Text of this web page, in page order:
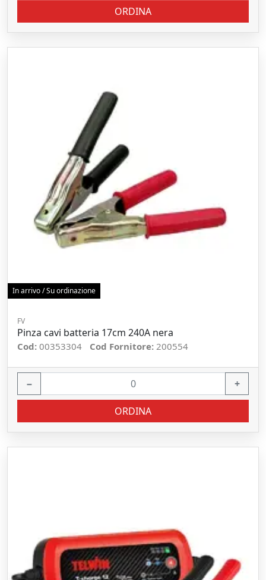
ORDINA
In arrivo / Su ordinazione
FV
Pinza cavi batteria 17cm 240A nera
Cod: 00353304 Cod Fornitore: 200554
− +
ORDINA